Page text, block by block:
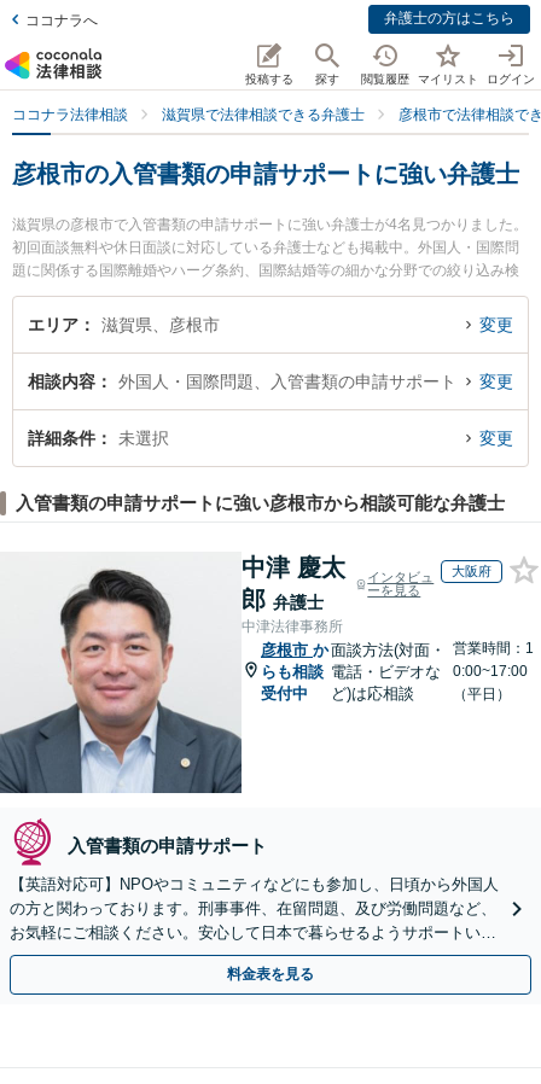
ココナラへ 弁護士の方はこちら
投稿する 探す 閲覧履歴 マイリスト ログイン
ココナラ法律相談 滋賀県で法律相談できる弁護士 彦根市で法律相談で
彦根市の入管書類の申請サポートに強い弁護士
滋賀県の彦根市で入管書類の申請サポートに強い弁護士が4名見つかりました。
初回面談無料や休日面談に対応している弁護士なども掲載中。外国人・国際問
題に関係する国際離婚やハーグ条約、国際結婚等の細かな分野での絞り込み検
索もでき便利です。特に生駒法律事務所の矢田 圭弁護士や彩明法律事務所の二
之宮 健治弁護士、南彦根法律事務所の鈴木 司弁護士のプロフィール情報や弁護
士費用、強みなどが注目されています。『彦根市で土日や夜間に発生した入管
申請サポートのトラブル解決の実績豊富な近くの弁護士を検索したい』『初回
相談無料で入管書類の申請サポートを法律相談できる彦根市内の弁護士に相談
予約したい』などでお困りの相談者さんにおすすめです。
エリア 滋賀県、彦根市 変更
相談内容 外国人・国際問題、入管書類の申請サポート 変更
詳細条件 未選択 変更
入管書類の申請サポートに強い彦根市から相談可能な弁護士
中津 慶太
郎 弁護士
インタビュ
ーを見る
大阪府
中津法律事務所
彦根市 か
らも相談
受付中
面談方法(対面・
電話・ビデオな
ど)は応相談
営業時間：1
0:00~17:00
（平日）
入管書類の申請サポート
【英語対応可】NPOやコミュニティなどにも参加し、日頃から外国人
の方と関わっております。刑事事件、在留問題、及び労働問題など、
お気軽にご相談ください。安心して日本で暮らせるようサポートいた
します【夜間・休日相談OK】【北浜駅2分】
料金表を見る